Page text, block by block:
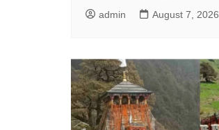
admin August 7, 2026